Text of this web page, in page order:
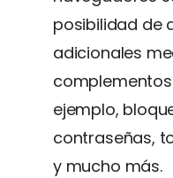
posibilidad de
adicionales
ejemplo,
contraseñas,
y mucho más.